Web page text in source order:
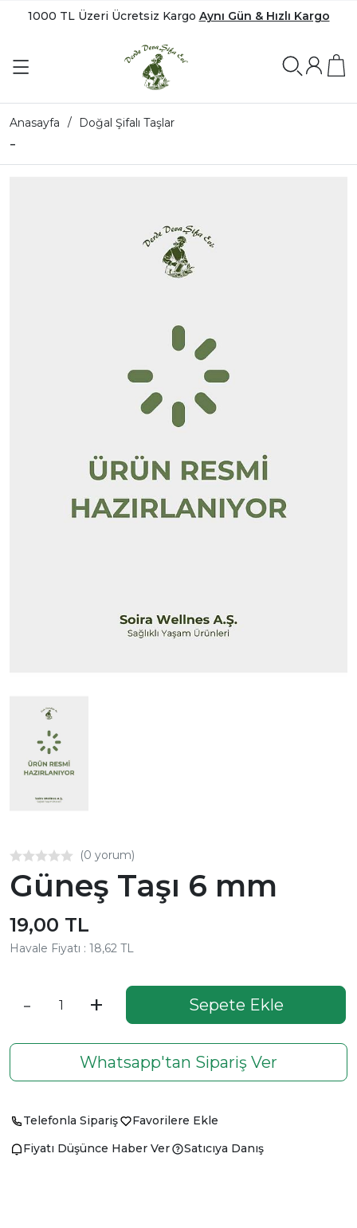
1000 TL Üzeri Ücretsiz Kargo Aynı Gün & Hızlı Kargo
Anasayfa Doğal Şifalı Taşlar
-
(0 yorum)
Güneş Taşı 6 mm
19,00 TL
Havale Fiyatı : 18,62 TL
- + Sepete Ekle
Whatsapp'tan Sipariş Ver
Telefonla Sipariş
Favorilere Ekle
Fiyatı Düşünce Haber Ver
Satıcıya Danış